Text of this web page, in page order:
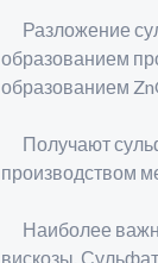
Разложение
образованием
образованием
Получают
производством
Наиболее
вискозы.